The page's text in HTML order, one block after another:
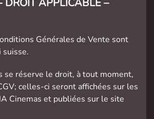
DROIT APPLICABLE –
Générales de Vente sont
suisse.
se réserve le droit, à tout moment,
celles-ci seront affichées sur les
Cinemas et publiées sur le site